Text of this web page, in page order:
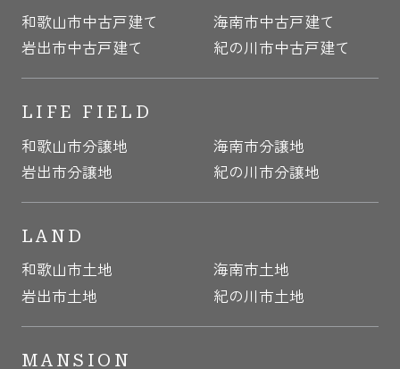
和歌山市中古戸建て
海南市中古戸建て
岩出市中古戸建て
紀の川市中古戸建て
LIFE FIELD
和歌山市分譲地
海南市分譲地
岩出市分譲地
紀の川市分譲地
LAND
和歌山市土地
海南市土地
岩出市土地
紀の川市土地
MANSION